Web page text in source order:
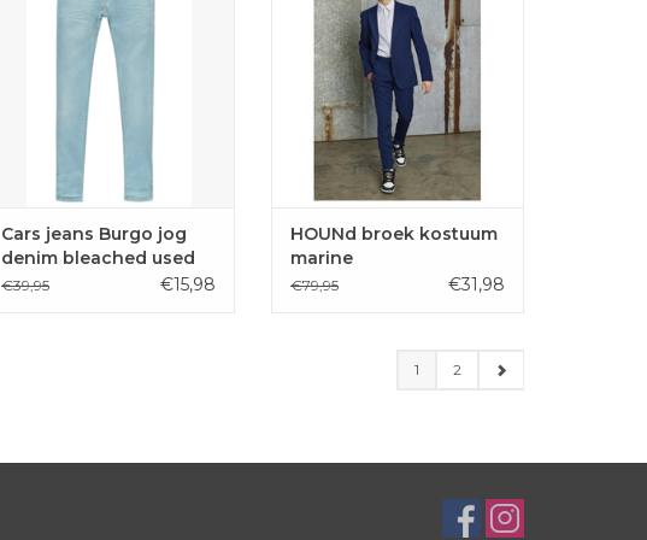
TOEVOEGEN AAN
WINKELWAGEN
Cars jeans Burgo jog
denim bleached used
€39,95 €15,98
lentefeest.
TOEVOEGEN AAN
WINKELWAGEN
HOUNd broek kostuum
marine
€79,95 €31,98
1 2